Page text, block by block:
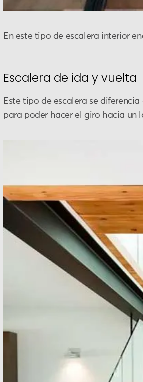
En este tipo de escalera interior
Escalera de ida y vuelta
Este tipo de escalera se
para poder hacer el giro hacia un